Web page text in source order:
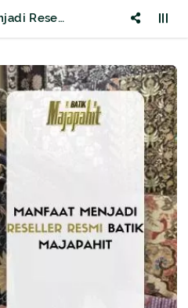
Manfaat Menjadi Reseller Resmi Batik Majapahit